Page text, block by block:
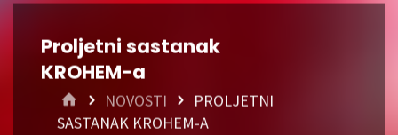
Proljetni sastanak
KROHEM-a
HOMENOVOSTI
PROLJETNI
SASTANAK KROHEM-A